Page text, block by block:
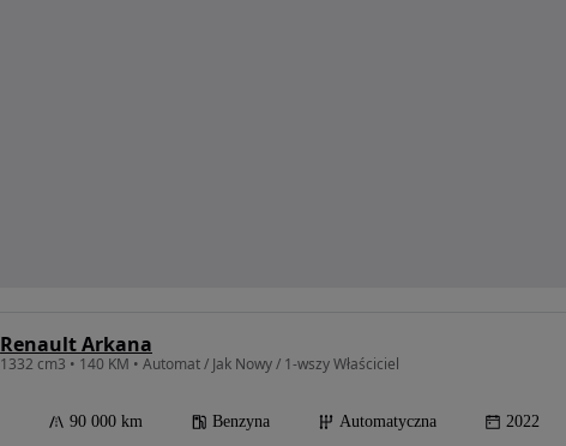
Renault Arkana
1332 cm3 • 140 KM • Automat / Jak Nowy / 1-wszy Właściciel
90 000 km Benzyna Automatyczna 2022